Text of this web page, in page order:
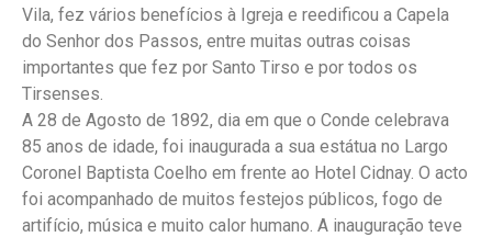
Vila, fez vários benefícios à Igreja e reedificou a Capela
do Senhor dos Passos, entre muitas outras coisas
importantes que fez por Santo Tirso e por todos os
Tirsenses.
A 28 de Agosto de 1892, dia em que o Conde celebrava
85 anos de idade, foi inaugurada a sua estátua no Largo
Coronel Baptista Coelho em frente ao Hotel Cidnay. O acto
foi acompanhado de muitos festejos públicos, fogo de
artifício, música e muito calor humano. A inauguração teve